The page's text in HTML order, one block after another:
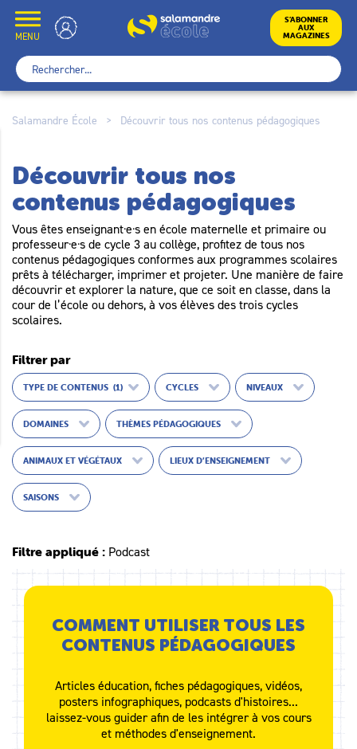
content
MENU
École S’ABONNER
AUX
MAGAZINES
Rechercher :
Salamandre École > Découvrir tous nos contenus pédagogiques
Découvrir tous nos
contenus pédagogiques
Vous êtes enseignant·e·s en école maternelle et primaire ou
professeur·e·s de cycle 3 au collège, profitez de tous nos
contenus pédagogiques conformes aux programmes scolaires
prêts à télécharger, imprimer et projeter. Une manière de faire
découvrir et explorer la nature, que ce soit en classe, dans la
cour de l’école ou dehors, à vos élèves des trois cycles
scolaires.
Filtrer par
TYPE DE CONTENUS (1) CYCLES NIVEAUX
DOMAINES THÈMES PÉDAGOGIQUES
ANIMAUX ET VÉGÉTAUX LIEUX D’ENSEIGNEMENT
SAISONS
Filtre appliqué : Podcast
COMMENT UTILISER TOUS LES
CONTENUS PÉDAGOGIQUES
Articles éducation, fiches pédagogiques, vidéos,
posters infographiques, podcasts d'histoires...
laissez-vous guider afin de les intégrer à vos cours
et méthodes d'enseignement.